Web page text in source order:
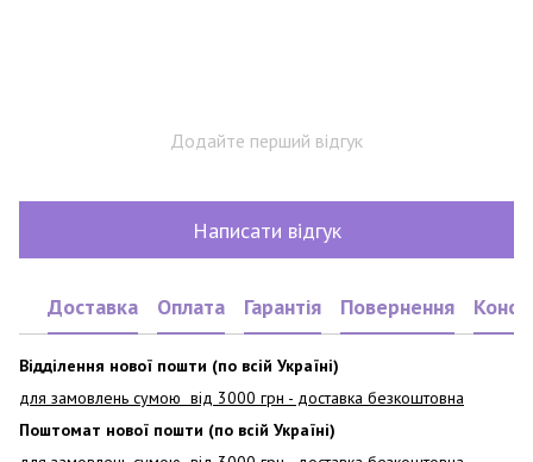
Додайте перший відгук
Написати відгук
Доставка Оплата Гарантія Повернення
Відділення нової пошти (по всій Україні)
для замовлень сумою від 3000 грн - доставка безкоштовна
Поштомат нової пошти (по всій Україні)